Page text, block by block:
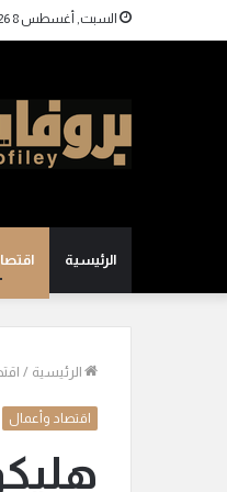
السبت, أغسطس 8 2026
الرئيسية
الرئيسية /
اقتصاد وأعمال